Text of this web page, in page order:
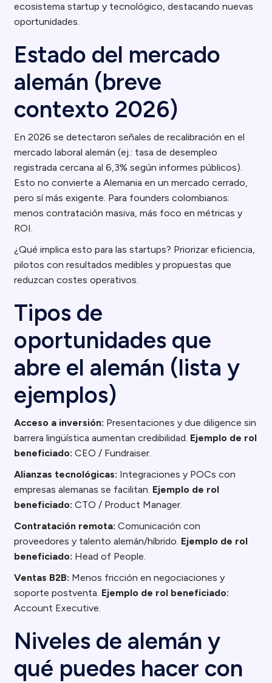
ecosistema startup y tecnológico, destacando nuevas
oportunidades.
Estado del mercado
alemán (breve
contexto 2026)
En 2026 se detectaron señales de recalibración en el
mercado laboral alemán (ej.: tasa de desempleo
registrada cercana al 6,3% según informes públicos).
Esto no convierte a Alemania en un mercado cerrado,
pero sí más exigente. Para founders colombianos:
menos contratación masiva, más foco en métricas y
ROI.
¿Qué implica esto para las startups? Priorizar eficiencia,
pilotos con resultados medibles y propuestas que
reduzcan costes operativos.
Tipos de
oportunidades que
abre el alemán (lista y
ejemplos)
Acceso a inversión: Presentaciones y due diligence sin
barrera lingüística aumentan credibilidad. Ejemplo de rol
beneficiado: CEO / Fundraiser.
Alianzas tecnológicas: Integraciones y POCs con
empresas alemanas se facilitan. Ejemplo de rol
beneficiado: CTO / Product Manager.
Contratación remota: Comunicación con
proveedores y talento alemán/híbrido. Ejemplo de rol
beneficiado: Head of People.
Ventas B2B: Menos fricción en negociaciones y
soporte postventa. Ejemplo de rol beneficiado:
Account Executive.
Niveles de alemán y
qué puedes hacer con